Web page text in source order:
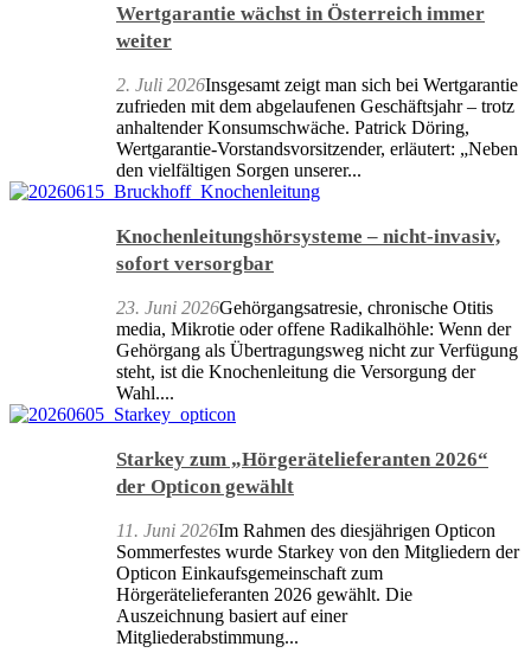
Wertgarantie wächst in Österreich immer
weiter
2. Juli 2026Insgesamt zeigt man sich bei Wertgarantie
zufrieden mit dem abgelaufenen Geschäftsjahr – trotz
anhaltender Konsumschwäche. Patrick Döring,
Wertgarantie-Vorstandsvorsitzender, erläutert: „Neben
den vielfältigen Sorgen unserer...
Knochenleitungshörsysteme – nicht-invasiv,
sofort versorgbar
23. Juni 2026Gehörgangsatresie, chronische Otitis
media, Mikrotie oder offene Radikalhöhle: Wenn der
Gehörgang als Übertragungsweg nicht zur Verfügung
steht, ist die Knochenleitung die Versorgung der
Wahl....
Starkey zum „Hörgerätelieferanten 2026“
der Opticon gewählt
11. Juni 2026Im Rahmen des diesjährigen Opticon
Sommerfestes wurde Starkey von den Mitgliedern der
Opticon Einkaufsgemeinschaft zum
Hörgerätelieferanten 2026 gewählt. Die
Auszeichnung basiert auf einer
Mitgliederabstimmung...